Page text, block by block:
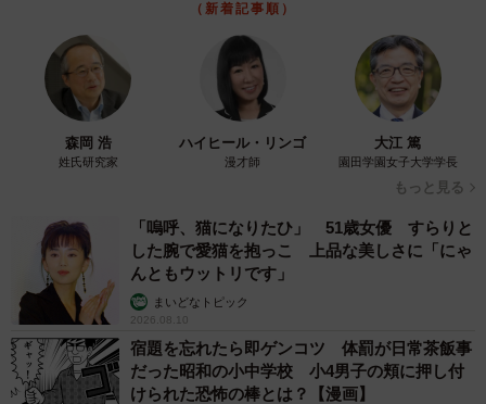
目の子猫が亡くなって、その子の分までこの子たちを元気
に育てたいという思いが強くなりました。」
譲渡しないことにしたので、1匹をひまりちゃん、もう1匹
をひなたちゃんと名付けた。姉妹はすくすく育ち、いつも
嚇するようになり、すれ違うだけで猫パンチの応酬をする
ようになった。
険悪な状態が続いたが、2020年6月に2匹の子猫姉妹を迎え
ると、不思議なことにはらはらするようなケンカはしなく
なったという。
（新着記事順）
森岡 浩
姓氏研究家
ハイヒール・リンゴ
漫才師
大江 篤
園田学園女子大学学長
もっと見る
「嗚呼、猫になりたひ」 51歳女優 すらりと
した腕で愛猫を抱っこ 上品な美しさに「にゃ
んともウットリです」
まいどなトピック
2026.08.10
宿題を忘れたら即ゲンコツ 体罰が日常茶飯事
だった昭和の小中学校 小4男子の頬に押し付
けられた恐怖の棒とは？【漫画】